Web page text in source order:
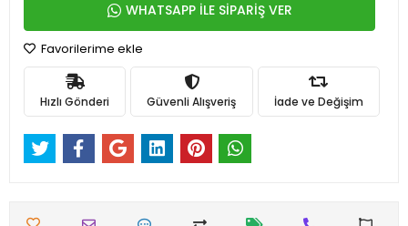
WHATSAPP İLE SİPARİŞ VER
Favorilerime ekle
Hızlı Gönderi Güvenli Alışveriş İade ve Değişim